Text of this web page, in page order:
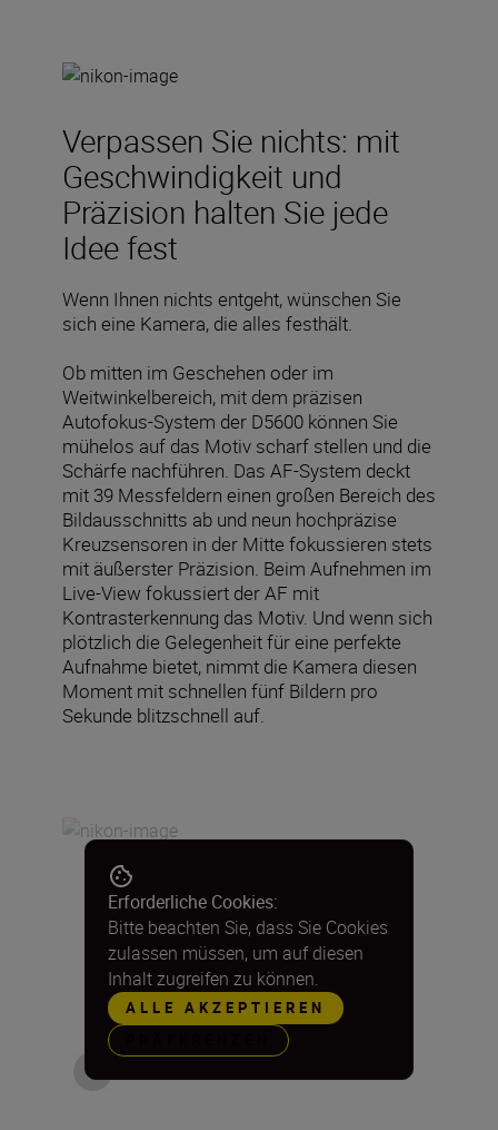
Verpassen Sie nichts: mit
Geschwindigkeit und
Präzision halten Sie jede
Idee fest
Wenn Ihnen nichts entgeht, wünschen Sie
sich eine Kamera, die alles festhält.
Ob mitten im Geschehen oder im
Weitwinkelbereich, mit dem präzisen
Autofokus-System der D5600 können Sie
mühelos auf das Motiv scharf stellen und die
Schärfe nachführen. Das AF-System deckt
mit 39 Messfeldern einen großen Bereich des
Bildausschnitts ab und neun hochpräzise
Kreuzsensoren in der Mitte fokussieren stets
mit äußerster Präzision. Beim Aufnehmen im
Live-View fokussiert der AF mit
Kontrasterkennung das Motiv. Und wenn sich
plötzlich die Gelegenheit für eine perfekte
Aufnahme bietet, nimmt die Kamera diesen
Moment mit schnellen fünf Bildern pro
Sekunde blitzschnell auf.
Erforderliche Cookies:
Bitte beachten Sie, dass Sie Cookies
zulassen müssen, um auf diesen
Inhalt zugreifen zu können.
ALLE AKZEPTIEREN